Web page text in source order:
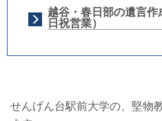
越谷・春日部の遺言
日祝営業）
せんげん台駅前大学の、堅物